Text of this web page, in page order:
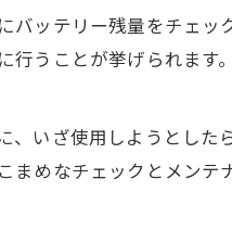
バッテリー残量をチェッ
行うことが挙げられま
、いざ使用しようとし
めなチェックとメンテ